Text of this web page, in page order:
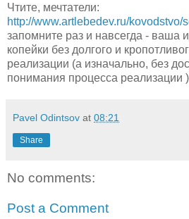
Чтите, мечтатели:
http://www.artlebedev.ru/kovodstvo/
запомните раз и навсегда - ваша
копейки без долгого и
реализации (а изначально, без
понимания процесса реализации
Pavel Odintsov at 08:21
Share
No comments:
Post a Comment